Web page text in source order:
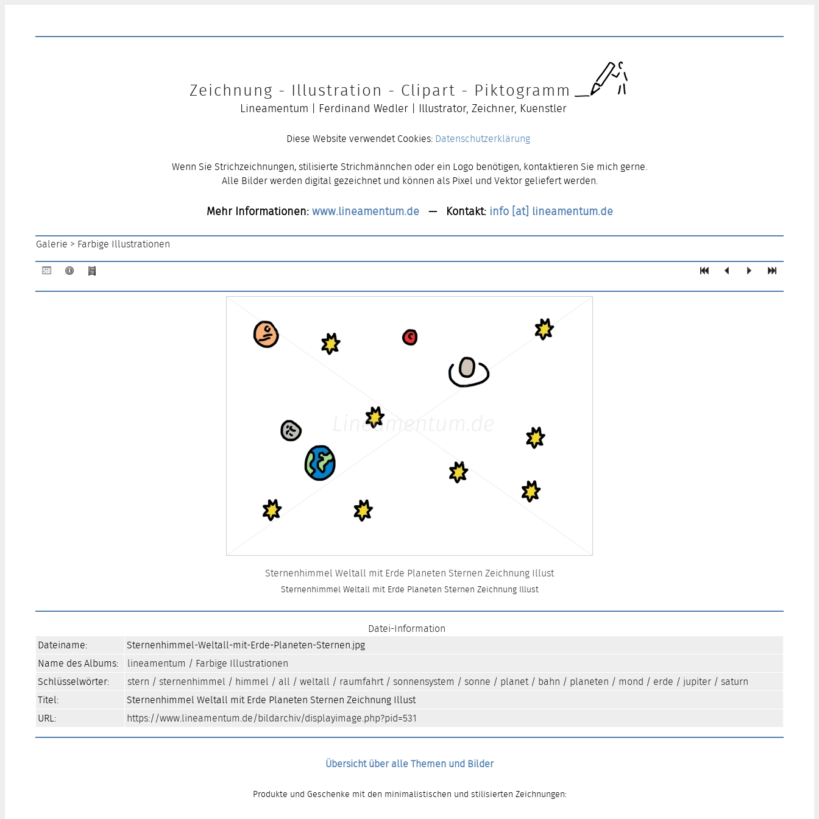
Zeichnung - Illustration - Clipart - Piktogramm
Lineamentum | Ferdinand Wedler | Illustrator, Zeichner, Kuenstler
Diese Website verwendet Cookies: Datenschutzerklärung
Wenn Sie Strichzeichnungen, stilisierte Strichmännchen oder ein Logo benötigen, kontaktieren Sie mich gerne.
Alle Bilder werden digital gezeichnet und können als Pixel und Vektor geliefert werden.
Mehr Informationen:www.lineamentum.de— Kontakt: info [at] lineamentum.de
Galerie > Farbige Illustrationen
Sternenhimmel Weltall mit Erde Planeten Sternen Zeichnung Illust
Sternenhimmel Weltall mit Erde Planeten Sternen Zeichnung Illust
Datei-Information
Dateiname:
Sternenhimmel-Weltall-mit-Erde-Planeten-Sternen.jpg
Name des Albums:
lineamentum / Farbige Illustrationen
Schlüsselwörter:
stern / sternenhimmel / himmel / all / weltall / raumfahrt/ sonnensystem / sonne / planet/ bahn / planeten / mond / erde / jupiter / saturn
Titel:
Sternenhimmel Weltall mit Erde Planeten Sternen Zeichnung Illust
URL:
https://www.lineamentum.de/bildarchiv/displayimage.php?pid=531
Übersicht über alle Themen und Bilder
Produkte und Geschenke mit den minimalistischen und stilisierten Zeichnungen: